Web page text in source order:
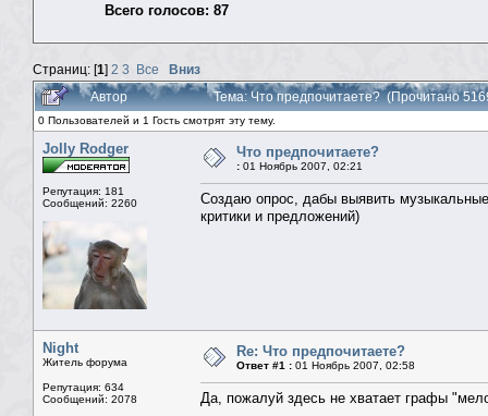
Всего голосов: 87
Страниц: [1] 2 3 Все
Вниз
Автор
Тема: Что предпочитаете? (Прочитано
0 Пользователей и 1 Гость смотрят эту тему.
Jolly Rodger
Репутация: 181
Сообщений: 2260
Что предпочитаете?
: 01 Ноябрь 2007, 02:21
Создаю опрос, дабы выявить
критики и предложений)
Night
Житель форума
Репутация: 634
Сообщений: 2078
Re: Что предпочитаете?
Ответ #1 : 01 Ноябрь 2007, 02:58
Да, пожалуй здесь не хватает графы